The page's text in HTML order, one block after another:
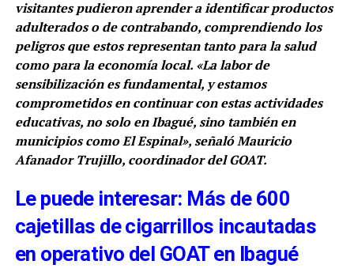
visitantes pudieron aprender a identificar productos
adulterados o de contrabando, comprendiendo los
peligros que estos representan tanto para la salud
como para la economía local. «La labor de
sensibilización es fundamental, y estamos
comprometidos en continuar con estas actividades
educativas, no solo en Ibagué, sino también en
municipios como El Espinal», señaló Mauricio
Afanador Trujillo, coordinador del GOAT.
Le puede interesar: Más de 600
cajetillas de cigarrillos incautadas
en operativo del GOAT en Ibagué